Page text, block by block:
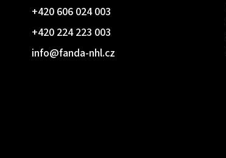
info@fanda-nhl.cz
+420 224 223 003
+420 606 024 003